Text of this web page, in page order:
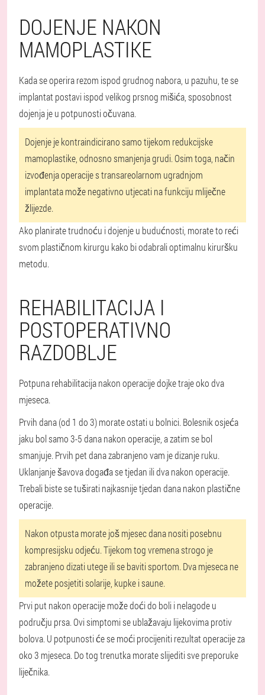
DOJENJE NAKON
MAMOPLASTIKE
Kada se operira rezom ispod grudnog nabora, u pazuhu, te se
implantat postavi ispod velikog prsnog mišića, sposobnost
dojenja je u potpunosti očuvana.
Dojenje je kontraindicirano samo tijekom redukcijske
mamoplastike, odnosno smanjenja grudi. Osim toga, način
izvođenja operacije s transareolarnom ugradnjom
implantata može negativno utjecati na funkciju mliječne
žlijezde.
Ako planirate trudnoću i dojenje u budućnosti, morate to reći
svom plastičnom kirurgu kako bi odabrali optimalnu kiruršku
metodu.
REHABILITACIJA I
POSTOPERATIVNO
RAZDOBLJE
Potpuna rehabilitacija nakon operacije dojke traje oko dva
mjeseca.
Prvih dana (od 1 do 3) morate ostati u bolnici. Bolesnik osjeća
jaku bol samo 3-5 dana nakon operacije, a zatim se bol
smanjuje. Prvih pet dana zabranjeno vam je dizanje ruku.
Uklanjanje šavova događa se tjedan ili dva nakon operacije.
Trebali biste se tuširati najkasnije tjedan dana nakon plastične
operacije.
Nakon otpusta morate još mjesec dana nositi posebnu
kompresijsku odjeću. Tijekom tog vremena strogo je
zabranjeno dizati utege ili se baviti sportom. Dva mjeseca ne
možete posjetiti solarije, kupke i saune.
Prvi put nakon operacije može doći do boli i nelagode u
području prsa. Ovi simptomi se ublažavaju lijekovima protiv
bolova. U potpunosti će se moći procijeniti rezultat operacije za
oko 3 mjeseca. Do tog trenutka morate slijediti sve preporuke
liječnika.